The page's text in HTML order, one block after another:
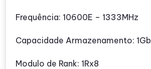
Frequência: 10600E – 1333MHz
Capacidade Armazenamento: 1Gb
Modulo de Rank: 1Rx8